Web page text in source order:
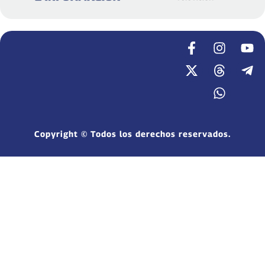
Copyright © Todos los derechos reservados.